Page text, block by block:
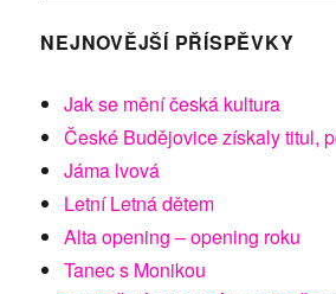
NEJNOVĚJŠÍ PŘÍSPĚVKY
Jak se mění česká kultura
České Budějovice získaly titul,
Jáma lvová
Letní Letná dětem
Alta opening – opening roku
Tanec s Monikou